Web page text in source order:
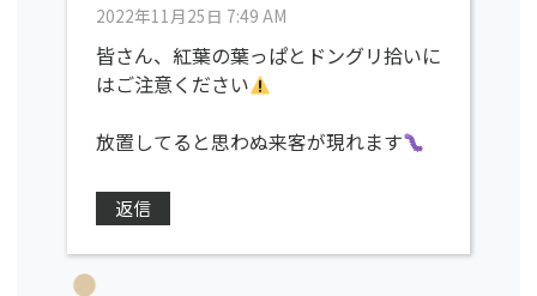
2022年11月25日 7:49 AM
皆さん、紅葉の葉っぱとドングリ拾いに
はご注意ください
放置してると思わぬ来客が現れます
返信